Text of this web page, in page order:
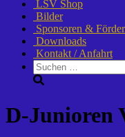
LSV Shop
Bilder
Sponsoren &
Downloads
Kontakt / Anfahrt
Suchen
nach:
D-Junioren